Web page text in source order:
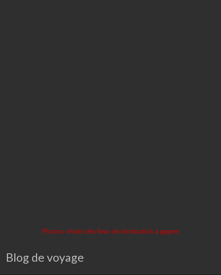
Photos: visitez des lieux de destination à gagner
Blog de voyage